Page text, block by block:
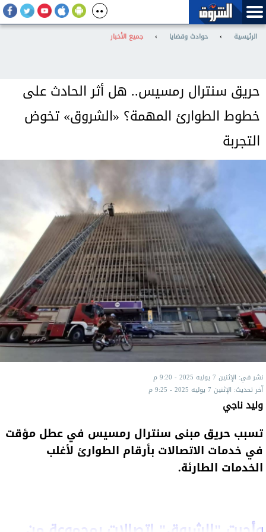
الرئيسية › حوادث وقضايا › جميع الأخبار
حريق سنترال رمسيس.. هل أثر الحادث على
خطوط الطوارئ المهمة؟ «الشروق» تخوض
التجربة
نشر في: الإثنين 7 يوليه 2025 - 9:20 م
آخر تحديث: الإثنين 7 يوليه 2025 - 9:25 م
وليد ناجي
تسبب حريق مبنى سنترال رمسيس في عطل مؤقت
في خدمات الاتصالات بأرقام الطوارئ لأغلب
الخدمات الطارئة.